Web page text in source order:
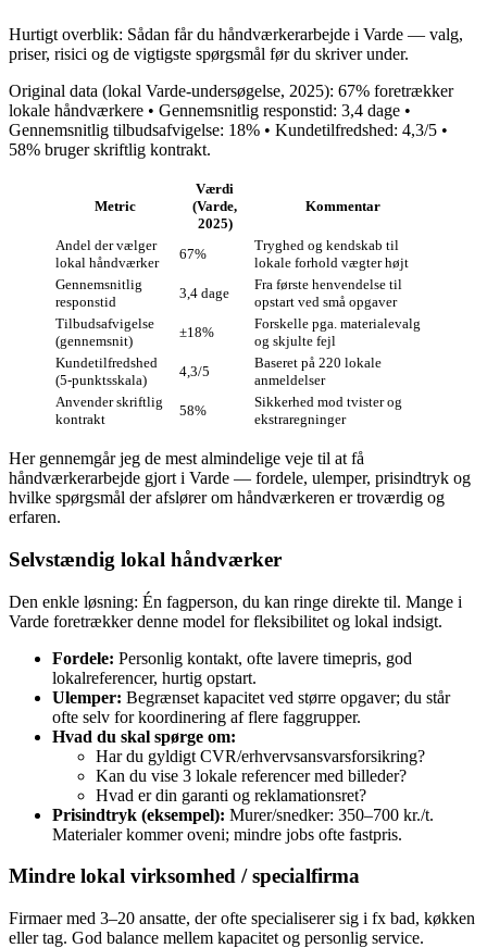
Hurtigt overblik: Sådan får du håndværkerarbejde i Varde — valg,
priser, risici og de vigtigste spørgsmål før du skriver under.
Original data (lokal Varde‑undersøgelse, 2025): 67% foretrækker
lokale håndværkere • Gennemsnitlig responstid: 3,4 dage •
Gennemsnitlig tilbudsafvigelse: 18% • Kundetilfredshed: 4,3/5 •
58% bruger skriftlig kontrakt.
Metric
Værdi
(Varde,
2025)
Kommentar
Andel der vælger
lokal håndværker
67%
Tryghed og kendskab til
lokale forhold vægter højt
Gennemsnitlig
responstid
3,4 dage
Fra første henvendelse til
opstart ved små opgaver
Tilbudsafvigelse
(gennemsnit)
±18%
Forskelle pga. materialevalg
og skjulte fejl
Kundetilfredshed
(5‑punktsskala)
4,3/5
Baseret på 220 lokale
anmeldelser
Anvender skriftlig
kontrakt
58%
Sikkerhed mod tvister og
ekstraregninger
Her gennemgår jeg de mest almindelige veje til at få
håndværkerarbejde gjort i Varde — fordele, ulemper, prisindtryk og
hvilke spørgsmål der afslører om håndværkeren er troværdig og
erfaren.
Selvstændig lokal håndværker
Den enkle løsning: Én fagperson, du kan ringe direkte til. Mange i
Varde foretrækker denne model for fleksibilitet og lokal indsigt.
Fordele: Personlig kontakt, ofte lavere timepris, god
lokalreferencer, hurtig opstart.
Ulemper: Begrænset kapacitet ved større opgaver; du står
ofte selv for koordinering af flere faggrupper.
Hvad du skal spørge om:
Har du gyldigt CVR/erhvervsansvarsforsikring?
Kan du vise 3 lokale referencer med billeder?
Hvad er din garanti og reklamationsret?
Prisindtryk (eksempel): Murer/snedker: 350–700 kr./t.
Materialer kommer oveni; mindre jobs ofte fastpris.
Mindre lokal virksomhed / specialfirma
Firmaer med 3–20 ansatte, der ofte specialiserer sig i fx bad, køkken
eller tag. God balance mellem kapacitet og personlig service.